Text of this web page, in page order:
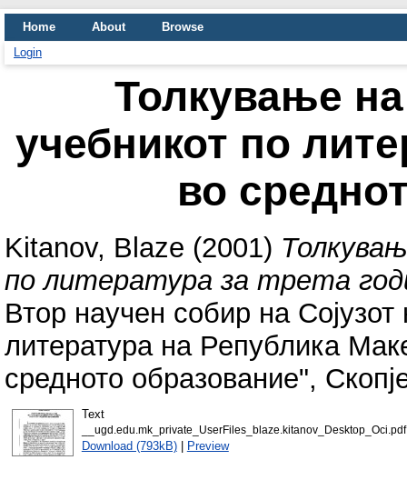
Home About
Browse
Login
Толкување
учебникот по
во
Kitanov, Blaze (2001)
по литература за трета
Втор научен собир на
литература на Република
средното образование",
Text
__ugd.edu.mk_private_UserFiles_blaze.kitanov_Desktop_Oci.pdf
Download (793kB)| Preview